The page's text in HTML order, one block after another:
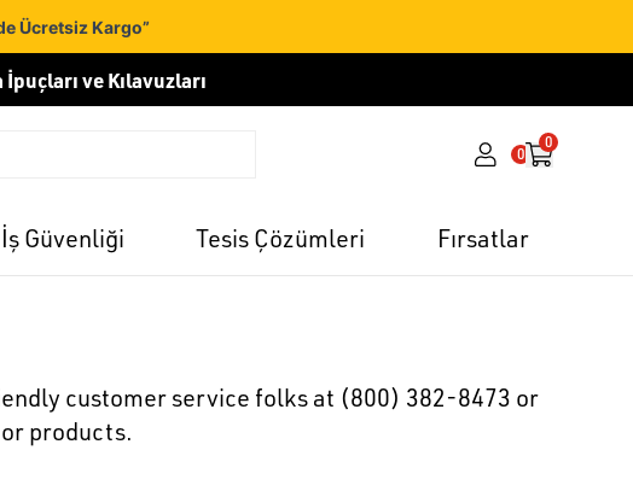
Ücretsiz Kargo”
ve Kılavuzları
0
0
İş Güvenliği Tesis Çözümleri Fırsatlar
customer service folks at (800) 382-8473 or
products.